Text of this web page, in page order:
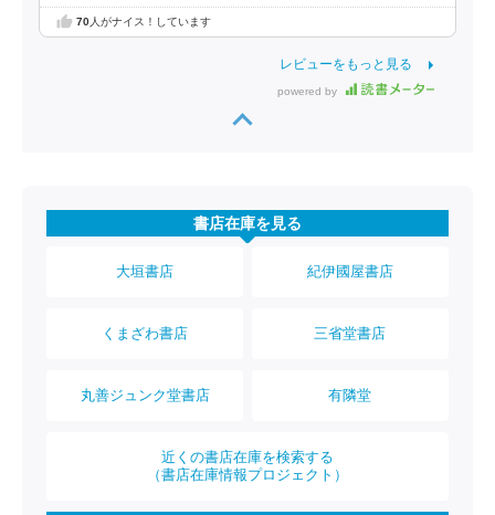
70人がナイス！しています
レビューをもっと見る
powered by
書店在庫を見る
大垣書店 紀伊國屋書店
くまざわ書店 三省堂書店
丸善ジュンク堂書店 有隣堂
近くの書店在庫を検索する
（書店在庫情報プロジェクト）